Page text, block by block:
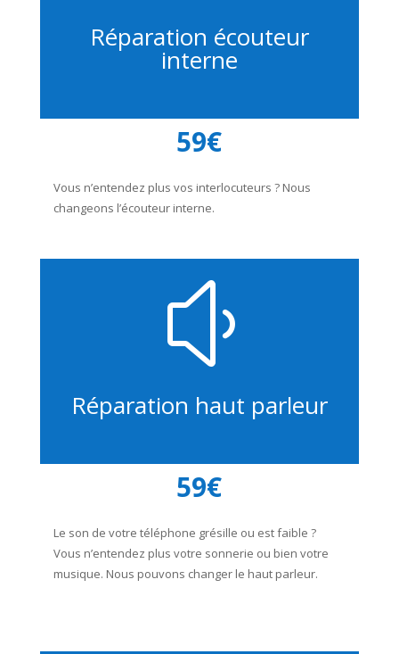
Réparation écouteur
interne
59€
Vous n’entendez plus vos interlocuteurs ? Nous
changeons l’écouteur interne.
y
Réparation haut parleur
59€
Le son de votre téléphone grésille ou est faible ?
Vous n’entendez plus votre sonnerie ou bien votre
musique. Nous pouvons changer le haut parleur.